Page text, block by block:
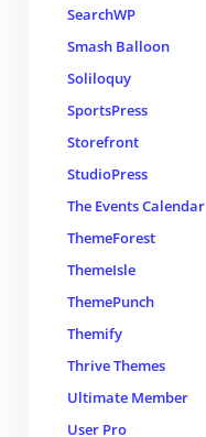
SearchWP
Smash Balloon
Soliloquy
SportsPress
Storefront
StudioPress
The Events Calendar
ThemeForest
ThemeIsle
ThemePunch
Themify
Thrive Themes
Ultimate Member
User Pro